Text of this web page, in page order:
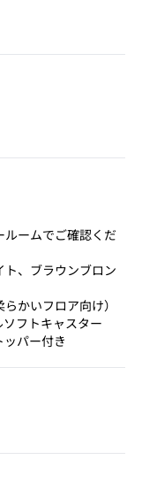
ームでご確認くだ
、ブラウンブロン
かいフロア向け）
フトキャスター
ッパー付き